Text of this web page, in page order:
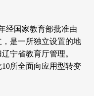
经国家教育部批准由
是一所独立设置的地
宁省教育厅管理。
所全面向应用型转变